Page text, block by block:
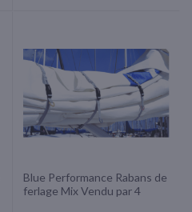
Blue Performance Rabans de
ferlage Mix Vendu par 4